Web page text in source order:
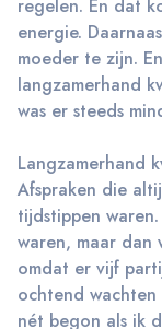
regelen. En dat
energie.
moeder te zijn.
langzamerhand
was er steeds
Langzamerhand
Afspraken die
tijdstippen
waren, maar dan
omdat er vijf
ochtend
nét begon als ik